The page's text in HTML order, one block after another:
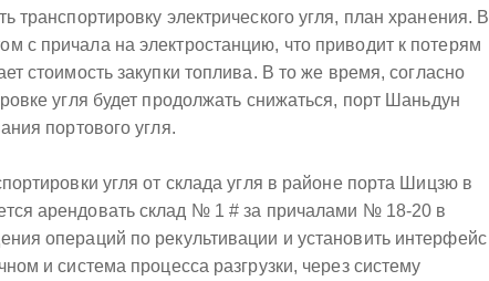
транспортировку электрического угля, план хранения. В
с причала на электростанцию, что приводит к потерям
стоимость закупки топлива. В то же время, согласно
угля будет продолжать снижаться, порт Шаньдун
портового угля.
угля от склада угля в районе порта Шицзю в
арендовать склад № 1 # за причалами № 18-20 в
операций по рекультивации и установить интерфейс
и система процесса разгрузки, через систему